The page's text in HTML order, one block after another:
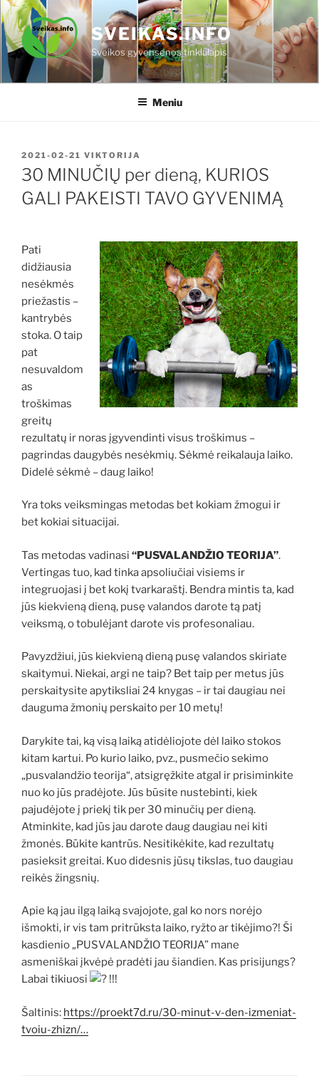
Eiti
prie
turinio
SVEIKAS.INFO
Sveikos gyvensenos tinklalapis
Meniu
PASKELBTA
2021-02-21 VIKTORIJA
30 MINUČIŲ per dieną, KURIOS
GALI PAKEISTI TAVO GYVENIMĄ
Pati
didžiausia
nesėkmės
priežastis –
kantrybės
stoka. O taip
pat
nesuvaldom
as
troškimas
greitų
rezultatų ir noras įgyvendinti visus troškimus –
pagrindas daugybės nesėkmių. Sėkmė reikalauja laiko.
Didelė sėkmė – daug laiko!
Yra toks veiksmingas metodas bet kokiam žmogui ir
bet kokiai situacijai.
Tas metodas vadinasi “PUSVALANDŽIO TEORIJA”.
Vertingas tuo, kad tinka apsoliučiai visiems ir
integruojasi į bet kokį tvarkaraštį. Bendra mintis ta, kad
jūs kiekvieną dieną, pusę valandos darote tą patį
veiksmą, o tobulėjant darote vis profesonaliau.
Pavyzdžiui, jūs kiekvieną dieną pusę valandos skiriate
skaitymui. Niekai, argi ne taip? Bet taip per metus jūs
perskaitysite apytiksliai 24 knygas – ir tai daugiau nei
dauguma žmonių perskaito per 10 metų!
Darykite tai, ką visą laiką atidėliojote dėl laiko stokos
kitam kartui. Po kurio laiko, pvz., pusmečio sekimo
„pusvalandžio teorija“, atsigręžkite atgal ir prisiminkite
nuo ko jūs pradėjote. Jūs būsite nustebinti, kiek
pajudėjote į priekį tik per 30 minučių per dieną.
Atminkite, kad jūs jau darote daug daugiau nei kiti
žmonės. Būkite kantrūs. Nesitikėkite, kad rezultatų
pasieksit greitai. Kuo didesnis jūsų tikslas, tuo daugiau
reikės žingsnių.
Apie ką jau ilgą laiką svajojote, gal ko nors norėjo
išmokti, ir vis tam pritrūksta laiko, ryžto ar tikėjimo?! Ši
kasdienio „PUSVALANDŽIO TEORIJA” mane
asmeniškai įkvėpė pradėti jau šiandien. Kas prisijungs?
Labai tikiuosi
!!!
Šaltinis: https://proekt7d.ru/30-minut-v-den-izmeniat-
tvoiu-zhizn/…